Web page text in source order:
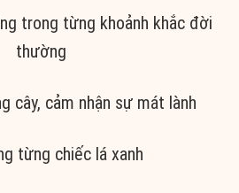
trong từng khoảnh khắc đời
thường
cây, cảm nhận sự mát lành
từng chiếc lá xanh